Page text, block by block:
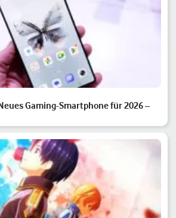
Gaming-Smartphone für 2026 –